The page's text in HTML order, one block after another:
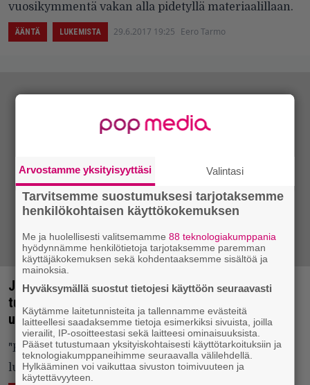
vuosikymmentä vakan alla pidetyllä materiaalillaan.
ÄÄNTÄ LUKEMISTA 29.6.2017 19:25 Eero Tarmo
Jaakko Eino Kalevin ja Long-Samin toinen
tuleminen – Man Duon tulevan levyn ensisingle
ulkona
"Kappale käsittelee tapahtumia, jotka ovat
luonteeltaan lähes katastrofaalisia."
Arvostamme yksityisyyttäsi Valintasi
Tarvitsemme suostumuksesi tarjotaksemme
henkilökohtaisen käyttökokemuksen
Me ja huolellisesti valitsemamme88 teknologiakumppania
hyödynnämme henkilötietoja tarjotaksemme paremman
käyttäjäkokemuksen sekä kohdentaaksemme sisältöä ja
mainoksia.
Hyväksymällä suostut tietojesi käyttöön seuraavasti
Käytämme laitetunnisteita ja tallennamme evästeitä
laitteellesi saadaksemme tietoja esimerkiksi sivuista, joilla
vierailit, IP-osoitteestasi sekä laitteesi ominaisuuksista.
Pääset tutustumaan yksityiskohtaisesti käyttötarkoituksiin ja
teknologiakumppaneihimme seuraavalla välilehdellä.
Hylkääminen voi vaikuttaa sivuston toimivuuteen ja
käytettävyyteen.